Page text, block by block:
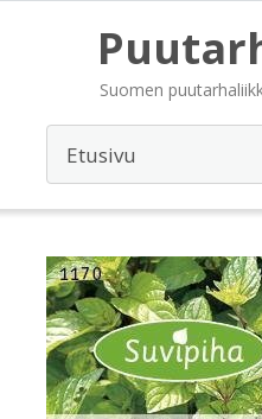
Suomen